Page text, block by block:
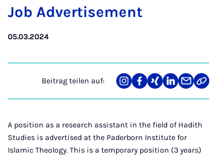
Job Ad­ver­ti­se­ment
05.03.2024
Beitrag teilen auf:
Teilen
auf
Teilen
auf
Teilen
auf
Teilen
auf
Teilen
über
Mail
Link
A position as a research assistant in the field of Hadith
Studies is advertised at the Paderborn Institute for
Islamic Theology. This is a temporary position (3 years)